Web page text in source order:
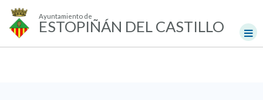
Ayuntamiento de
ESTOPIÑÁN DEL CASTILLO